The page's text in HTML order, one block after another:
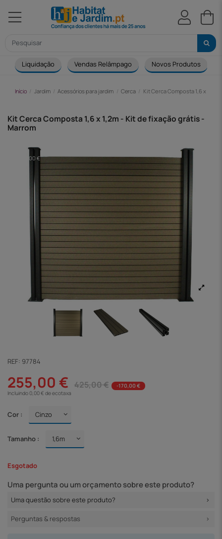
Liquidação Vendas Relâmpago Novos Produtos
Início Jardim Acessórios para jardim Cerca Kit Cerca Composta 1,6 x
Kit Cerca Composta 1,6 x 1,2m - Kit de fixação grátis -
Marrom
-170,00 €
REF: 97784
255,00 € 425,00 €
-170,00 €
Incluindo 0,00 € de ecotaxa
Cor :
Tamanho :
Esgotado
Uma pergunta ou um orçamento sobre este produto?
Uma questão sobre este produto?
Perguntas & respostas